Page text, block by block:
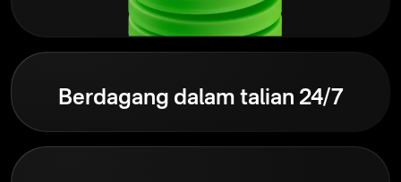
Berdagang dalam talian 24/7